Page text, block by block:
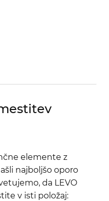
elemente z
najboljšo oporo
da LEVO
v isti položaj: